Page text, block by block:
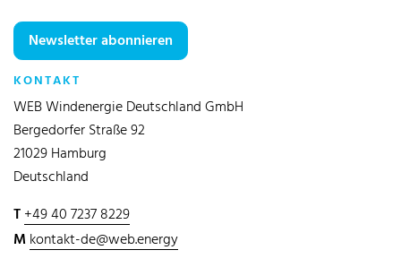
Newsletter abonnieren
KONTAKT
WEB Windenergie Deutschland GmbH
Bergedorfer Straße 92
21029 Hamburg
Deutschland
T+49 40 7237 8229
Mkontakt-de@web.energy